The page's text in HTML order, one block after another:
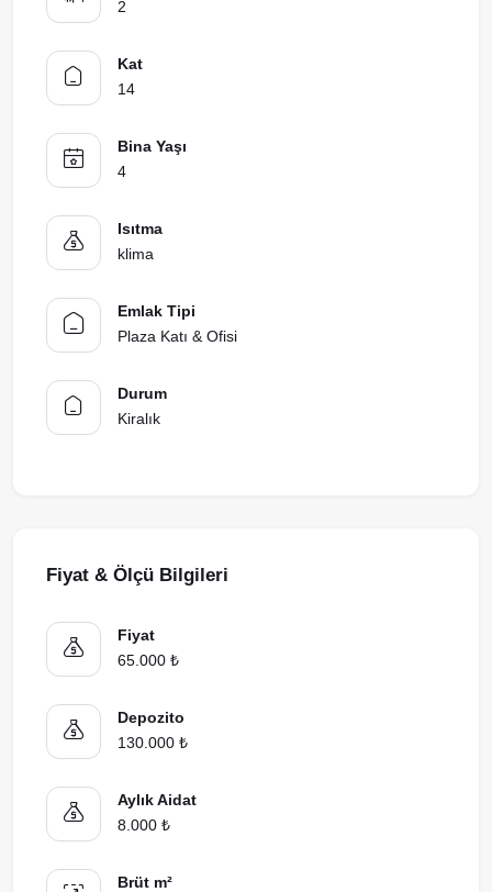
2
Kat
14
Bina Yaşı
4
Isıtma
klima
Emlak Tipi
Plaza Katı & Ofisi
Durum
Kiralık
Fiyat & Ölçü Bilgileri
Fiyat
65.000 ₺
Depozito
130.000 ₺
Aylık Aidat
8.000 ₺
Brüt m²